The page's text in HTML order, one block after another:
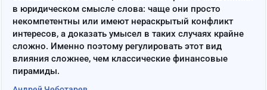
в юридическом смысле слова: чаще они просто
некомпетентны или имеют нераскрытый конфликт
интересов, а доказать умысел в таких случаях крайне
сложно. Именно поэтому регулировать этот вид
влияния сложнее, чем классические финансовые
пирамиды.